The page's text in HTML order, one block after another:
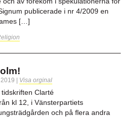
publicerade i nr 4/2009 en
[…]
| Visa orginal
Clarté
kl 12, i Vänsterpartiets
och på flera andra